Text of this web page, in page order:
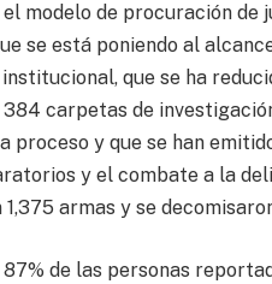
modelo de procuración
se está poniendo al
que se ha
384 carpetas de
proceso y que se han
y el combate a la
armas y se
de las personas